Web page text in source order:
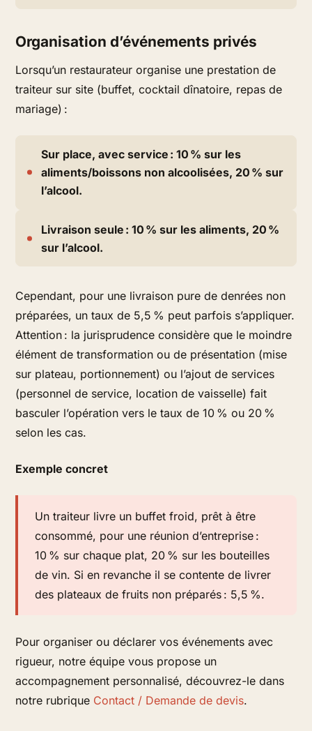
Organisation d’événements privés
Lorsqu’un restaurateur organise une prestation de
traiteur sur site (buffet, cocktail dînatoire, repas de
mariage) :
Sur place, avec service : 10 % sur les
aliments/boissons non alcoolisées, 20 % sur
l’alcool.
Livraison seule : 10 % sur les aliments, 20 %
sur l’alcool.
Cependant, pour une livraison pure de denrées non
préparées, un taux de 5,5 % peut parfois s’appliquer.
Attention : la jurisprudence considère que le moindre
élément de transformation ou de présentation (mise
sur plateau, portionnement) ou l’ajout de services
(personnel de service, location de vaisselle) fait
basculer l’opération vers le taux de 10 % ou 20 %
selon les cas.
Exemple concret
Un traiteur livre un buffet froid, prêt à être
consommé, pour une réunion d’entreprise :
10 % sur chaque plat, 20 % sur les bouteilles
de vin. Si en revanche il se contente de livrer
des plateaux de fruits non préparés : 5,5 %.
Pour organiser ou déclarer vos événements avec
rigueur, notre équipe vous propose un
accompagnement personnalisé, découvrez-le dans
notre rubrique Contact / Demande de devis.